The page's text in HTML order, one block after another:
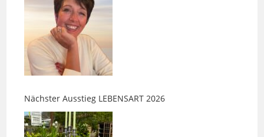
Nächster Ausstieg LEBENSART 2026